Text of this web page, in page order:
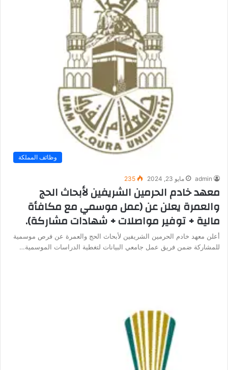
وظائف المملكة
admin مايو 23, 2024 235
معهد خادم الحرمين الشريفين لأبحاث الحج
والعمرة يعلن عن (عمل موسمي مع مكافأة
مالية + توفير مواصلات + شهادات مشاركة).
أعلن معهد خادم الحرمين الشريفين لأبحاث الحج والعمرة عن فرص موسمية
للمشاركة ضمن فريق عمل جامعي البيانات لتغطية الدراسات الموسمية…